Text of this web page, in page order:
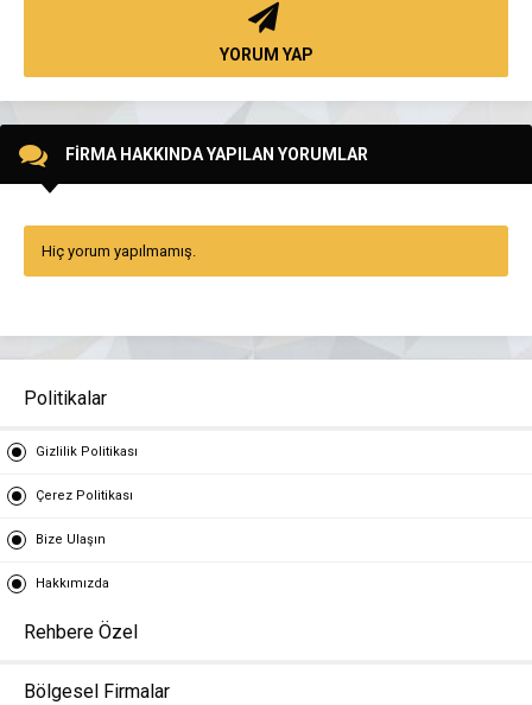
YORUM YAP
FİRMA HAKKINDA YAPILAN YORUMLAR
Hiç yorum yapılmamış.
Politikalar
Gizlilik Politikası
Çerez Politikası
Bize Ulaşın
Hakkımızda
Rehbere Özel
Bölgesel Firmalar